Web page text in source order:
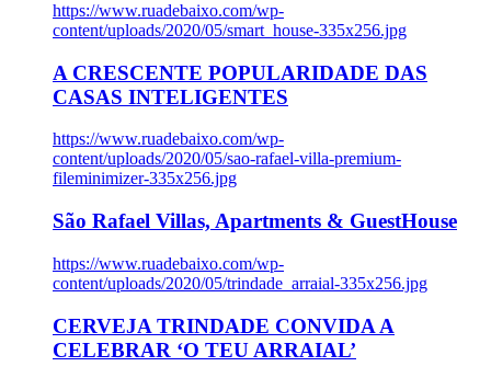
https://www.ruadebaixo.com/wp-
content/uploads/2020/05/smart_house-335x256.jpg
A CRESCENTE POPULARIDADE DAS
CASAS INTELIGENTES
https://www.ruadebaixo.com/wp-
content/uploads/2020/05/sao-rafael-villa-premium-
fileminimizer-335x256.jpg
São Rafael Villas, Apartments & GuestHouse
https://www.ruadebaixo.com/wp-
content/uploads/2020/05/trindade_arraial-335x256.jpg
CERVEJA TRINDADE CONVIDA A
CELEBRAR ‘O TEU ARRAIAL’